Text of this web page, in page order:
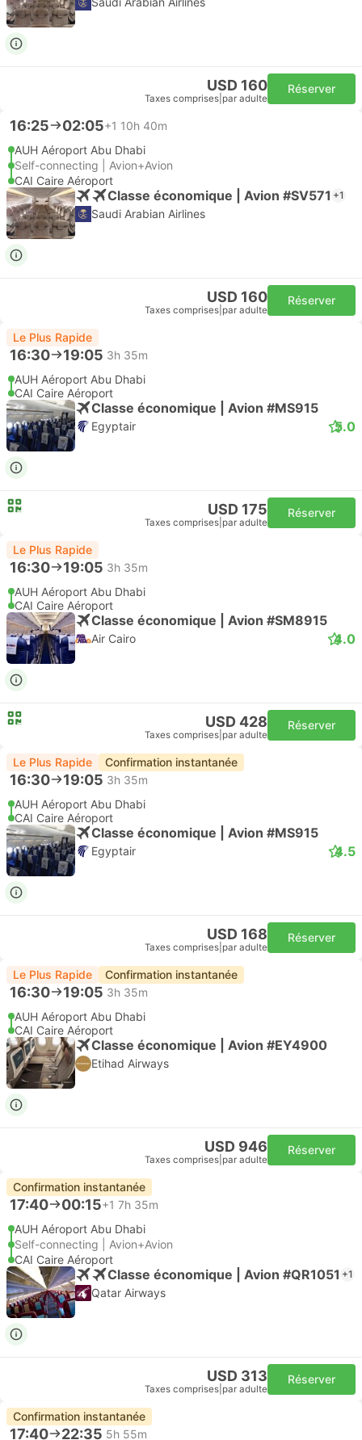
USD 160
Taxes comprises par adulte
Réserver
16:25 02:05+1 10h 40m
AUH Aéroport Abu Dhabi
Self-connecting | Avion+Avion
CAI Caire Aéroport
Classe économique | Avion #SV571 +1
Saudi Arabian Airlines
USD 160
Taxes comprises par adulte
Réserver
Le Plus Rapide
16:30 19:05 3h 35m
AUH Aéroport Abu Dhabi
CAI Caire Aéroport
Classe économique | Avion #MS915
Egyptair 5.0
USD 175
Taxes comprises par adulte
Réserver
Le Plus Rapide
16:30 19:05 3h 35m
AUH Aéroport Abu Dhabi
CAI Caire Aéroport
Classe économique | Avion #SM8915
Air Cairo 4.0
USD 428
Taxes comprises par adulte
Réserver
Le Plus Rapide Confirmation instantanée
16:30 19:05 3h 35m
AUH Aéroport Abu Dhabi
CAI Caire Aéroport
Classe économique | Avion #MS915
Egyptair 4.5
USD 168
Taxes comprises par adulte
Réserver
Le Plus Rapide Confirmation instantanée
16:30 19:05 3h 35m
AUH Aéroport Abu Dhabi
CAI Caire Aéroport
Classe économique | Avion #EY4900
Etihad Airways
USD 946
Taxes comprises par adulte
Réserver
Confirmation instantanée
17:40 00:15+1 7h 35m
AUH Aéroport Abu Dhabi
Self-connecting | Avion+Avion
CAI Caire Aéroport
Classe économique | Avion #QR1051 +1
Qatar Airways
USD 313
Taxes comprises par adulte
Réserver
Confirmation instantanée
17:40 22:35 5h 55m